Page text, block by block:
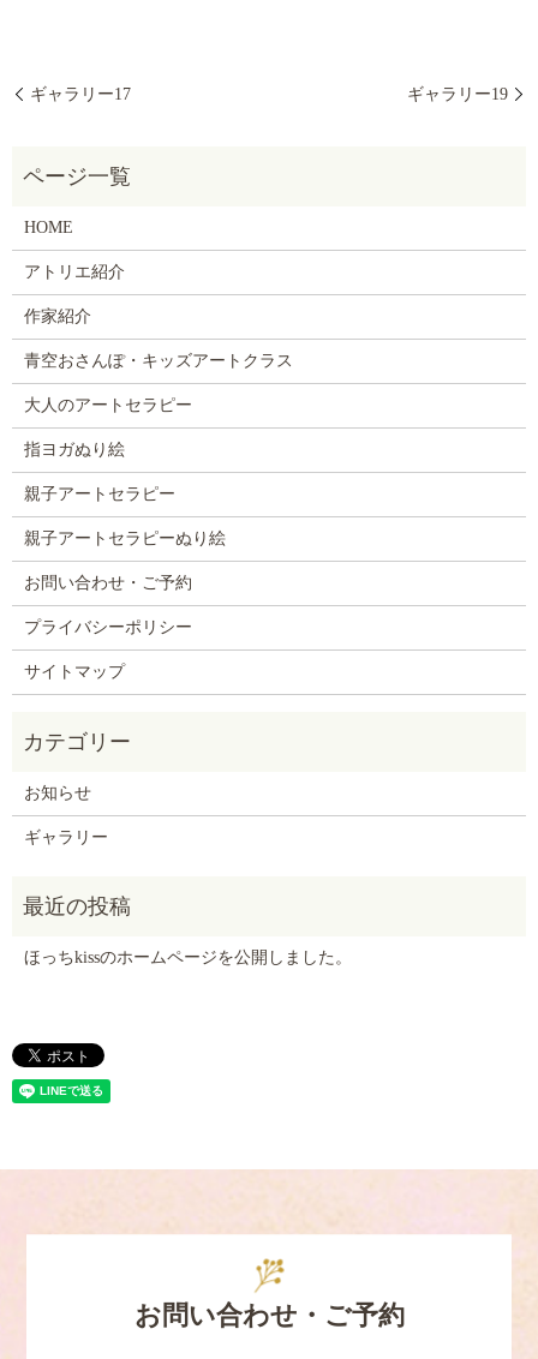
ギャラリー17 ギャラリー19
HOME
アトリエ紹介
作家紹介
青空おさんぽ・キッズアートクラス
大人のアートセラピー
指ヨガぬり絵
親子アートセラピー
親子アートセラピーぬり絵
お問い合わせ・ご予約
プライバシーポリシー
サイトマップ
お知らせ
ギャラリー
ほっちkissのホームページを公開しました。
お問い合わせ・ご予約